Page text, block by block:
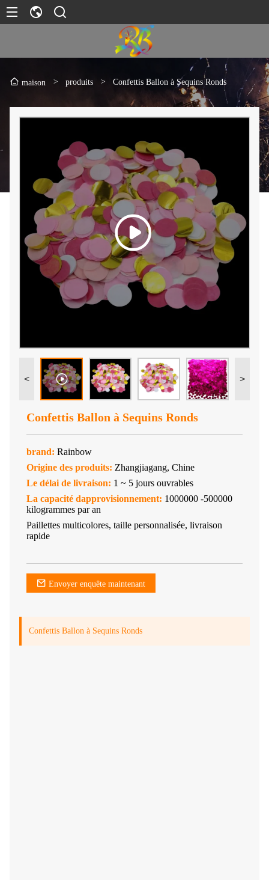
maison > produits > Confettis Ballon à Sequins Ronds
< >
Confettis Ballon à Sequins Ronds
brand: Rainbow
Origine des produits: Zhangjiagang, Chine
Le délai de livraison: 1 ~ 5 jours ouvrables
La capacité dapprovisionnement: 1000000 -500000
kilogrammes par an
Paillettes multicolores, taille personnalisée, livraison
rapide
Envoyer enquête maintenant
Confettis Ballon à Sequins Ronds